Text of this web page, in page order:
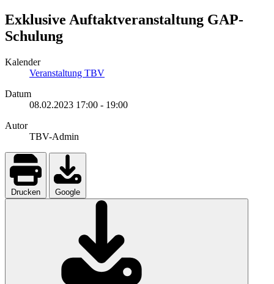
Exklusive Auftaktveranstaltung GAP-
Schulung
Kalender
Veranstaltung TBV
Datum
08.02.2023 17:00 - 19:00
Autor
TBV-Admin
Drucken Google